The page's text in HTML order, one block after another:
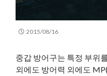
2015/08/16
중갑 방어구는 특정 부위
외에도 방어력 외에도